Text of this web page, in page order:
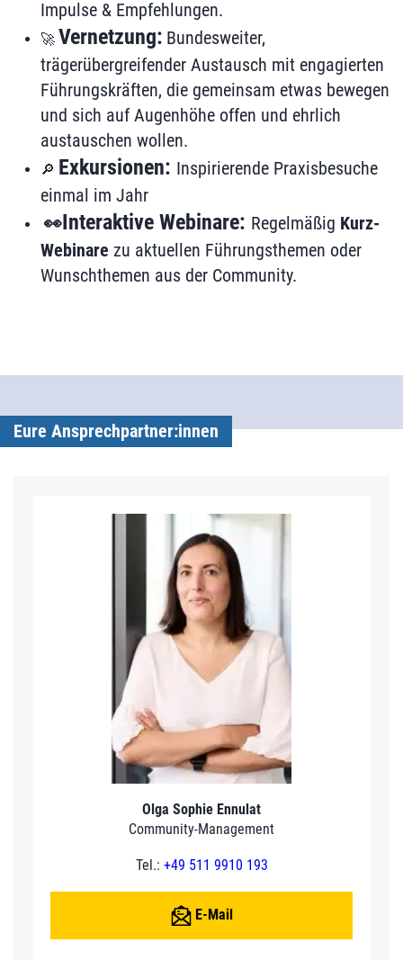
Impulse & Empfehlungen.
🚀 Vernetzung: Bundesweiter,
trägerübergreifender Austausch mit engagierten
Führungskräften, die gemeinsam etwas bewegen
und sich auf Augenhöhe offen und ehrlich
austauschen wollen.
🔎 Exkursionen: Inspirierende Praxisbesuche
einmal im Jahr
👀Interaktive Webinare: Regelmäßig Kurz-
Webinare zu aktuellen Führungsthemen oder
Wunschthemen aus der Community.
Eure Ansprechpartner:innen
Olga Sophie Ennulat
Community-Management
Tel.: +49 511 9910 193
E-Mail